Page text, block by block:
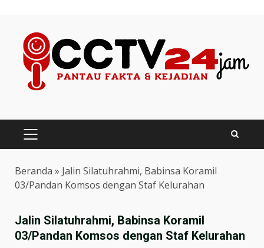
content
PRIMARY
MENU
Beranda » Jalin Silatuhrahmi, Babinsa Koramil
03/Pandan Komsos dengan Staf Kelurahan
Jalin Silatuhrahmi, Babinsa Koramil
03/Pandan Komsos dengan Staf Kelurahan